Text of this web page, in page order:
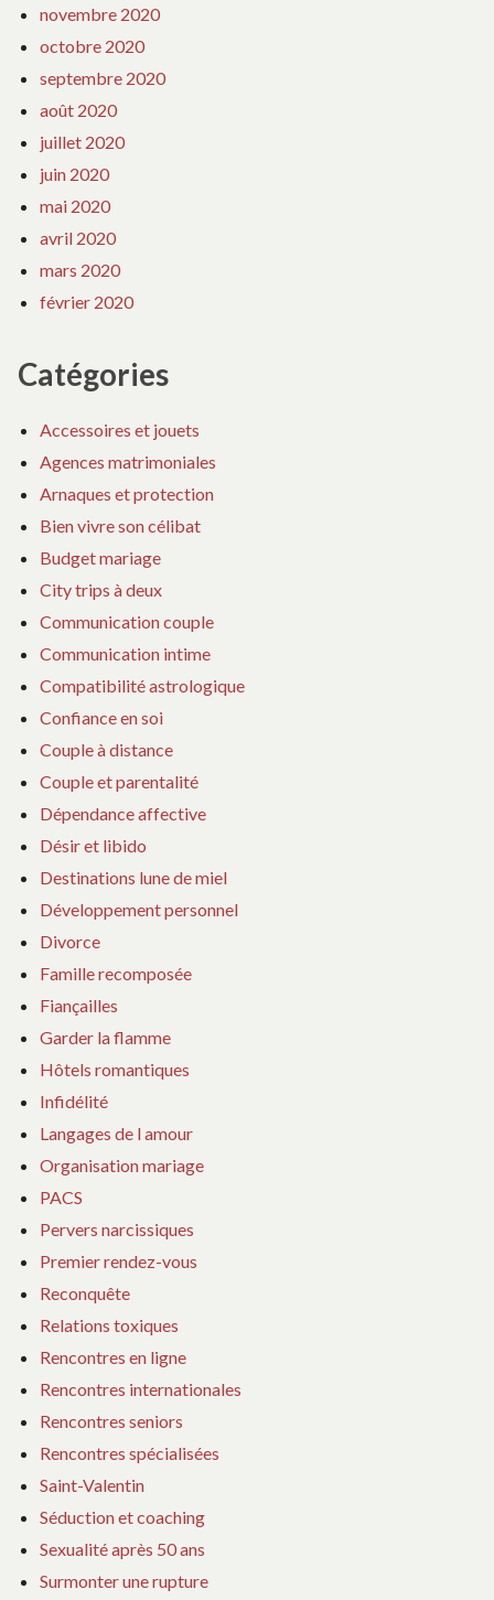
novembre 2020
octobre 2020
septembre 2020
août 2020
juillet 2020
juin 2020
mai 2020
avril 2020
mars 2020
février 2020
Catégories
Accessoires et jouets
Agences matrimoniales
Arnaques et protection
Bien vivre son célibat
Budget mariage
City trips à deux
Communication couple
Communication intime
Compatibilité astrologique
Confiance en soi
Couple à distance
Couple et parentalité
Dépendance affective
Désir et libido
Destinations lune de miel
Développement personnel
Divorce
Famille recomposée
Fiançailles
Garder la flamme
Hôtels romantiques
Infidélité
Langages de l amour
Organisation mariage
PACS
Pervers narcissiques
Premier rendez-vous
Reconquête
Relations toxiques
Rencontres en ligne
Rencontres internationales
Rencontres seniors
Rencontres spécialisées
Saint-Valentin
Séduction et coaching
Sexualité après 50 ans
Surmonter une rupture